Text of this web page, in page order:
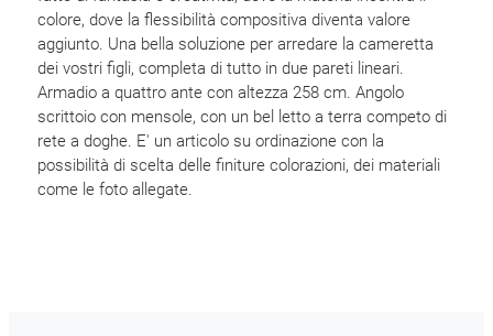
colore, dove la flessibilità compositiva diventa valore
aggiunto. Una bella soluzione per arredare la cameretta
dei vostri figli, completa di tutto in due pareti lineari.
Armadio a quattro ante con altezza 258 cm. Angolo
scrittoio con mensole, con un bel letto a terra competo di
rete a doghe. E' un articolo su ordinazione con la
possibilità di scelta delle finiture colorazioni, dei materiali
come le foto allegate.